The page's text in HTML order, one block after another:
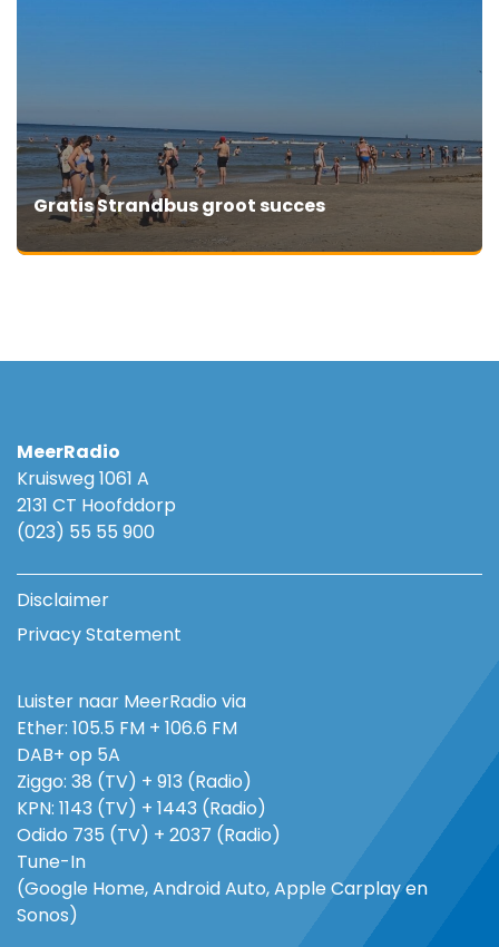
Gratis Strandbus groot succes
MeerRadio
Kruisweg 1061 A
2131 CT Hoofddorp
(023) 55 55 900
Disclaimer
Privacy Statement
Luister naar MeerRadio via
Ether: 105.5 FM + 106.6 FM
DAB+ op 5A
Ziggo: 38 (TV) + 913 (Radio)
KPN: 1143 (TV) + 1443 (Radio)
Odido 735 (TV) + 2037 (Radio)
Tune-In
(Google Home, Android Auto, Apple Carplay en
Sonos)